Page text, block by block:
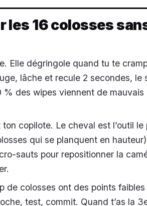
les 16 colosses
Elle dégringole quand tu te
lâche et recule 2 secondes, le
des wipes viennent de mauvais
copilote. Le cheval est l’outil le
qui se planquent en
sauts pour repositionner la
de colosses ont des points faibles
test, commit. Quand t’as la